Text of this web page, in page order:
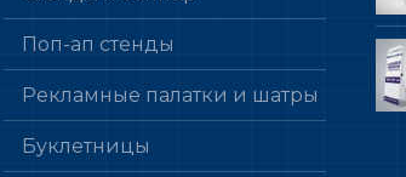
Поп-ап стенды
Рекламные палатки и шатры
Буклетницы